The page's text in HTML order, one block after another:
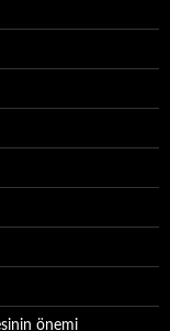
önemi